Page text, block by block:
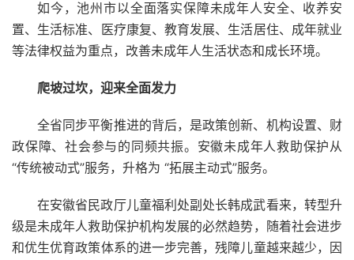
如今，池州市以全面落实保障未成年人安全、收养安
置、生活标准、医疗康复、教育发展、生活居住、成年就业
等法律权益为重点，改善未成年人生活状态和成长环境。
爬坡过坎，迎来全面发力
全省同步平衡推进的背后，是政策创新、机构设置、财
政保障、社会参与的同频共振。安徽未成年人救助保护从
“传统被动式”服务，升格为 “拓展主动式”服务。
在安徽省民政厅儿童福利处副处长韩成武看来，转型升
级是未成年人救助保护机构发展的必然趋势，随着社会进步
和优生优育政策体系的进一步完善，残障儿童越来越少，因